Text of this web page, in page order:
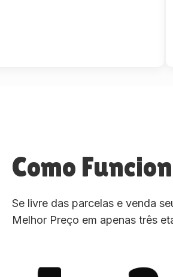
Como
Se livre das parcelas e venda
Melhor Preço em apenas três